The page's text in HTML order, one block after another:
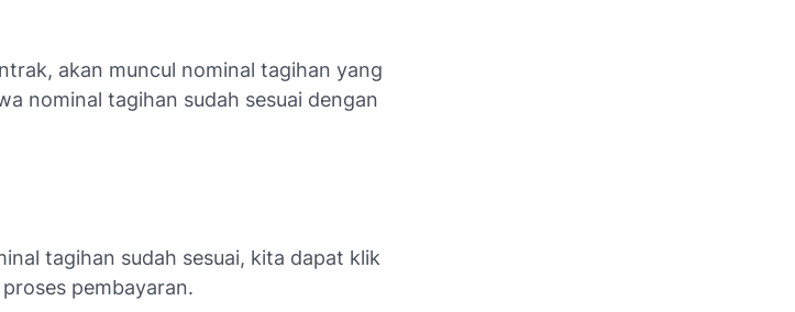
akan muncul nominal tagihan yang
nominal tagihan sudah sesuai dengan
tagihan sudah sesuai, kita dapat klik
pembayaran.